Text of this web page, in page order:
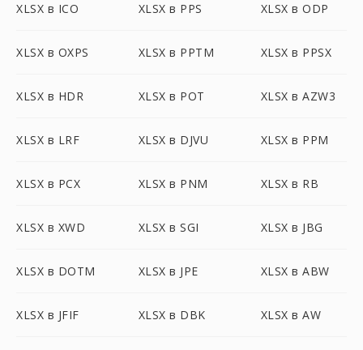
XLSX в ICO XLSX в PPS XLSX в ODP
XLSX в OXPS XLSX в PPTM XLSX в PPSX
XLSX в HDR XLSX в POT XLSX в AZW3
XLSX в LRF XLSX в DJVU XLSX в PPM
XLSX в PCX XLSX в PNM XLSX в RB
XLSX в XWD XLSX в SGI XLSX в JBG
XLSX в DOTM XLSX в JPE XLSX в ABW
XLSX в JFIF XLSX в DBK XLSX в AW